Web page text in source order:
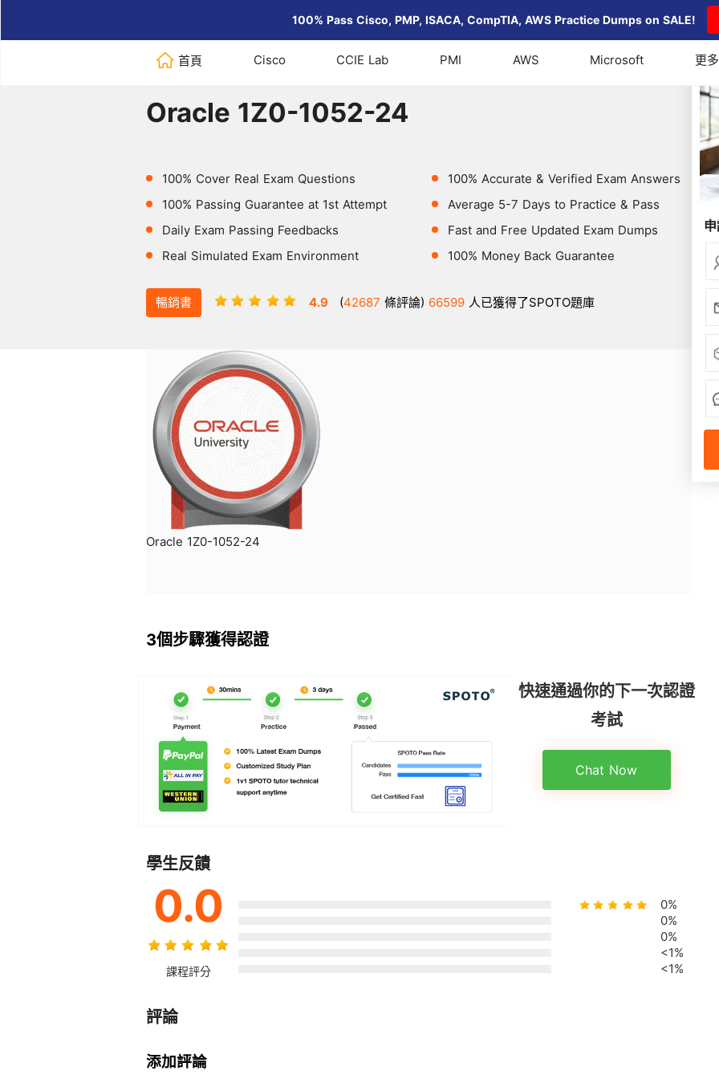
100% Pass Cisco, PMP, ISACA, CompTIA, AWS Practice Dumps on SALE!
首頁 Cisco CCIE Lab PMI AWS Microsoft 更多
Home > Oracle > Oracle 1Z0-1052-24
Oracle 1Z0-1052-24
100% Cover Real Exam Questions
100% Passing Guarantee at 1st Attempt
Daily Exam Passing Feedbacks
Real Simulated Exam Environment
100% Accurate & Verified Exam Answers
Average 5-7 Days to Practice & Pass
Fast and Free Updated Exam Dumps
100% Money Back Guarantee
暢銷書 4.9 (42687 條評論) 66599 人已獲得了SPOTO題庫
Oracle 1Z0-1052-24
3個步驟獲得認證
快速通過你的下一次認證
考試
Chat Now
學生反饋
0.0
課程評分
0%
0%
0%
<1%
<1%
評論
添加評論